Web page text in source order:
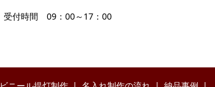
受付時間 09：00～17：00